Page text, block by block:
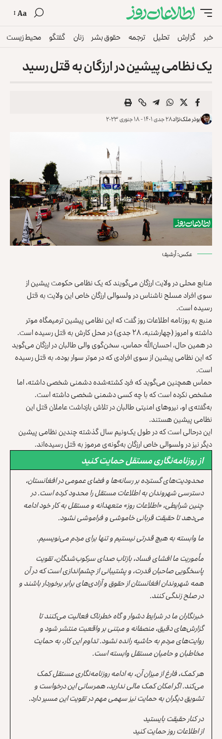
Aa
خبر گزارش تحلیل ترجمه حقوق بشر زنان گفتگو محیط زیست
یک نظامی پیشین در ارزگان به قتل رسید
ابوذر ملک‌نژاد۲۸ جدی ۱۴۰۱ - ۱۸ جنوری ۲۰۲۳
عکس: آرشیف
منابع محلی در ولایت ارزگان می‌گویند که یک نظامی حکومت پیشین از
سوی افراد مسلح ناشناس در ولسوالی ارزگان خاص این ولایت به قتل
رسیده است.
منبع به روزنامه اطلاعات روز گفت که این نظامی پیشین ترمیمگاه موتر
داشته و امروز (چهارشنبه، ۲۸ جدی) در محل کارش به قتل رسیده است.
در همین حال، احسان‌الله حماس، سخن‌گوی والی طالبان در ارزگان می‌گوید
که این نظامی پیشین از سوی افرادی که در موتر سوار بوده، به قتل رسیده
است.
حماس همچنین می‌گوید که فرد کشته‌شده دشمنی شخصی داشته، اما
مشخص نکرده است که با چه کسی دشمنی شخصی داشته است.
به‌گفته‌ی او، نیروهای امنیتی طالبان در تلاش بازداشت عاملان قتل این
نظامی پیشین هستند.
این درحالی است که در طول یک‌ونیم سال گذشته چندین نظامی پیشین
دیگر نیز در ولسوالی خاص ارزگان به‌گونه‌ی مرموز به قتل رسیده‌اند.
از روزنامه‌نگاری مستقل حمایت کنید
محدودیت‌های گسترده بر رسانه‌ها و فضای عمومی در افغانستان،
دسترسی شهروندان به اطلاعات مستقل را محدود کرده است. در
چنین شرایطی، «اطلاعات روز» متعهدانه و مستقل به کار خود ادامه
می‌دهد تا حقیقت قربانی خاموشی و فراموشی نشود.
ما وابسته به هیچ قدرتی نیستیم و تنها برای مردم می‌نویسیم.
مأموریت ما افشای فساد، بازتاب صدای سرکوب‌شدگان، تقویت
پاسخگویی صاحبان قدرت، و پشتیبانی از چشم‌اندازی است که در آن
همه شهروندان افغانستان از حقوق و آزادی‌های برابر برخوردار باشند و
در صلح زندگی کنند.
خبرنگاران ما در شرایط دشوار و گاه خطرناک فعالیت می‌کنند تا
گزارش‌های دقیق، منصفانه و مبتنی بر واقعیت منتشر شود و
روایت‌های مردم به حاشیه رانده نشود. تداوم این کار، به حمایت
مخاطبان و حامیان مستقل وابسته است.
هر کمک، فارغ از میزان آن، به ادامه روزنامه‌نگاری مستقل کمک
می‌کند. اگر امکان کمک مالی ندارید، همرسانی این درخواست و
تشویق دیگران به حمایت نیز سهمی مهم در تقویت این مسیر دارد.
در کنار حقیقت بایستید
از اطلاعات روز حمایت کنید